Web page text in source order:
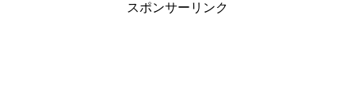
スポンサーリンク